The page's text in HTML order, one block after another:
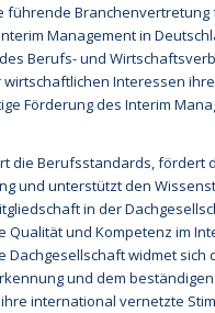
führende Branchenvertretung
Management in
Berufs- und
Interessen
Förderung des Interim
die Berufsstandards, fördert
und unterstützt den
in der
Qualität und Kompetenz im
Dachgesellschaft widmet sich
und dem
international vernetzte